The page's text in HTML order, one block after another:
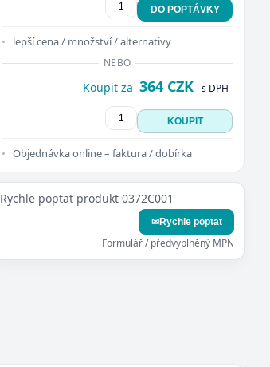
DO POPTÁVKY
lepší cena / množství / alternativy
NEBO
Koupit za 364 CZK s DPH
KOUPIT
Objednávka online – faktura / dobírka
Rychle poptat produkt 0372C001
✉Rychle poptat
Formulář / předvyplněný MPN